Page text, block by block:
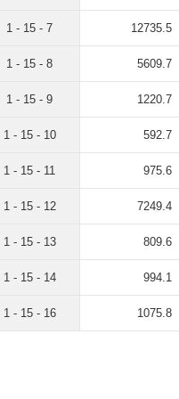
1 - 15 - 7 12735.5
1 - 15 - 8 5609.7
1 - 15 - 9 1220.7
1 - 15 - 10 592.7
1 - 15 - 11 975.6
1 - 15 - 12 7249.4
1 - 15 - 13 809.6
1 - 15 - 14 994.1
1 - 15 - 16 1075.8